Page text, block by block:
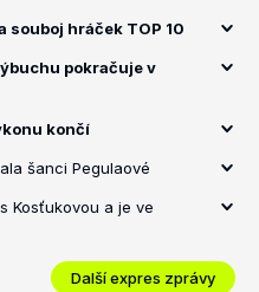
souboj hráček TOP 10
pokračuje v
končí
šanci Pegulaové
Kosťukovou a je ve
Další expres zprávy